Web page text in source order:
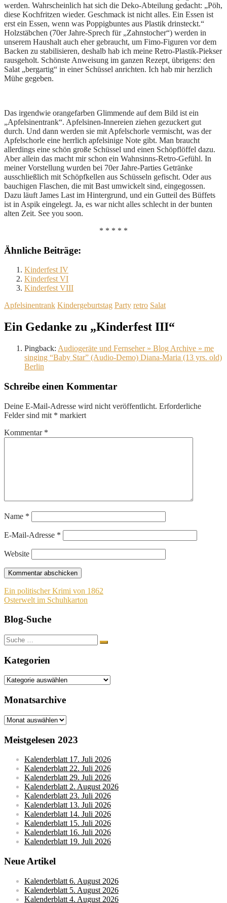
werden. Wahrscheinlich hat sich die Deko-Abteilung gedacht: „Pöh,
diese Kochfritzen wieder. Geschmack ist nicht alles. Ein Essen ist
erst ein Essen, wenn was Poppigbuntes aus Plastik drinsteckt.“
Holzstäbchen (70er Jahre-Sprech für „Zahnstocher“) werden in
unserem Haushalt auch eher gebraucht, um Fimo-Figuren vor dem
Backen zu stabilisieren, deshalb hab ich meine Retro-Plastik-Piekser
rausgeholt. Schönste Anweisung im ganzen Rezept, übrigens: den
Salat „bergartig“ in einer Schüssel anrichten. Ich hab mir herzlich
Mühe gegeben.
Das irgendwie orangefarben Glimmende auf dem Bild ist ein
„Apfelsinentrank“. Apfelsinen-Innereien ziehen gezuckert gut
durch. Und dann werden sie mit Apfelschorle vermischt, was der
Apfelschorle eine herrlich apfelsinige Note gibt. Man braucht
allerdings eine schön große Schüssel und einen Schöpflöffel dazu.
Aber allein das macht mir schon ein Wahnsinns-Retro-Gefühl. In
meiner Vorstellung wurden bei 70er Jahre-Parties Getränke
ausschließlich mit Schöpfkellen aus Schüsseln gefischt. Oder aus
bauchigen Flaschen, die mit Bast umwickelt sind, eingegossen.
Dazu läuft James Last im Hintergrund, und ein Gutteil des Büffets
ist in Aspik eingelegt. Ja, es war nicht alles schlecht in der bunten
alten Zeit. See you soon.
* * * * *
Ähnliche Beiträge:
Kinderfest IV
Kinderfest VI
Kinderfest VIII
Apfelsinentrank Kindergeburtstag Party retro Salat
Ein Gedanke zu „Kinderfest III“
Pingback: Audiogeräte und Fernseher » Blog Archive » me
singing “Baby Star” (Audio-Demo) Diana-Maria (13 yrs. old)
Berlin
Schreibe einen Kommentar
Deine E-Mail-Adresse wird nicht veröffentlicht. Erforderliche
Felder sind mit * markiert
Kommentar *
Name *
E-Mail-Adresse *
Website
Beitragsnavigation
Ein politischer Krimi von 1862
Osterwelt im Schuhkarton
Blog-Suche
Suche
nach:
Kategorien
Kategorien
Monatsarchive
Monatsarchive
Meistgelesen 2023
Kalenderblatt 17. Juli 2026
Kalenderblatt 22. Juli 2026
Kalenderblatt 29. Juli 2026
Kalenderblatt 2. August 2026
Kalenderblatt 23. Juli 2026
Kalenderblatt 13. Juli 2026
Kalenderblatt 14. Juli 2026
Kalenderblatt 15. Juli 2026
Kalenderblatt 16. Juli 2026
Kalenderblatt 19. Juli 2026
Neue Artikel
Kalenderblatt 6. August 2026
Kalenderblatt 5. August 2026
Kalenderblatt 4. August 2026